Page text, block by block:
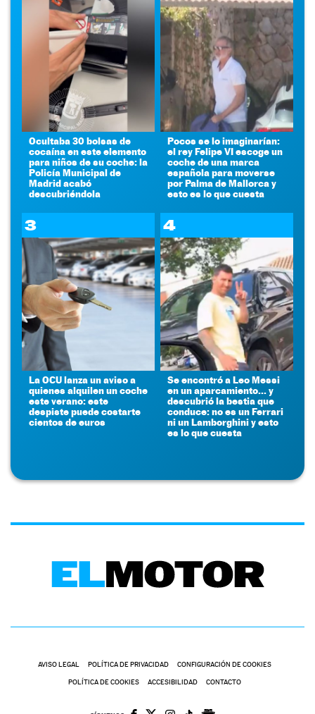
Ocultaba 30 bolsas de
cocaína en este elemento
para niños de su coche: la
Policía Municipal de
Madrid acabó
descubriéndola
Pocos se lo imaginarían:
el rey Felipe VI escoge un
coche de una marca
española para moverse
por Palma de Mallorca y
esto es lo que cuesta
3
La OCU lanza un aviso a
quienes alquilen un coche
este verano: este
despiste puede costarte
cientos de euros
4
Se encontró a Leo Messi
en un aparcamiento... y
descubrió la bestia que
conduce: no es un Ferrari
ni un Lamborghini y esto
es lo que cuesta
AVISO LEGAL POLÍTICA DE PRIVACIDAD CONFIGURACIÓN DE COOKIES
POLÍTICA DE COOKIES ACCESIBILIDAD CONTACTO